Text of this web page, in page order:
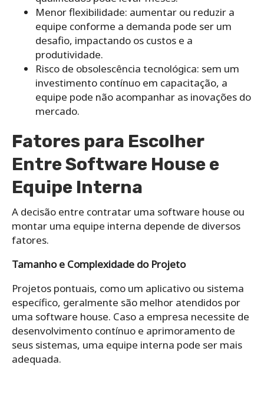
Menor flexibilidade: aumentar ou reduzir a
equipe conforme a demanda pode ser um
desafio, impactando os custos e a
produtividade.
Risco de obsolescência tecnológica: sem um
investimento contínuo em capacitação, a
equipe pode não acompanhar as inovações do
mercado.
Fatores para Escolher
Entre Software House e
Equipe Interna
A decisão entre contratar uma software house ou
montar uma equipe interna depende de diversos
fatores.
Tamanho e Complexidade do Projeto
Projetos pontuais, como um aplicativo ou sistema
específico, geralmente são melhor atendidos por
uma software house. Caso a empresa necessite de
desenvolvimento contínuo e aprimoramento de
seus sistemas, uma equipe interna pode ser mais
adequada.